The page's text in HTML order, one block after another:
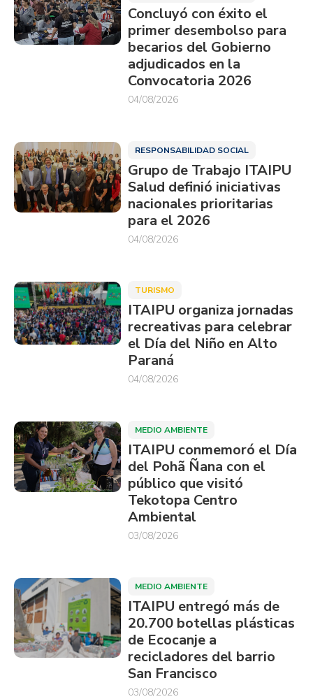
Concluyó con éxito el
primer desembolso para
becarios del Gobierno
adjudicados en la
Convocatoria 2026
04/08/2026
RESPONSABILIDAD SOCIAL
Grupo de Trabajo ITAIPU
Salud definió iniciativas
nacionales prioritarias
para el 2026
04/08/2026
TURISMO
ITAIPU organiza jornadas
recreativas para celebrar
el Día del Niño en Alto
Paraná
04/08/2026
MEDIO AMBIENTE
ITAIPU conmemoró el Día
del Pohã Ñana con el
público que visitó
Tekotopa Centro
Ambiental
03/08/2026
MEDIO AMBIENTE
ITAIPU entregó más de
20.700 botellas plásticas
de Ecocanje a
recicladores del barrio
San Francisco
03/08/2026